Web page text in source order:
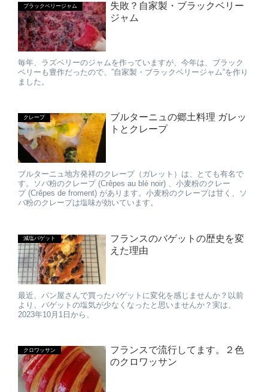
ブラックベリージャム
失敗？自家製・ブラックベリー
ジャム
毎年、ラズベリーのジャムを作っていますが、今年は、ブラック
ベリーも豊作だったので、”自家製・ブラックベリージャム”を作り
ました。
クレープ
ブルターニュの郷土料理 ガレッ
トとクレープ
ブルターニュ地方発祥のクレープ（ガレット）は、とても有名で
す。ソバ粉のクレープ (Crêpes au blé noir) 、小麦粉のクレー
プ (Crêpes de froment) があります。小麦粉のクレープは甘く、ソ
バ粉のクレープは塩味が効いています。
減塩バゲット
フランスのバゲットの歴史を変
えた理由
最近、パン屋さんで買ったバゲットに変化を感じませんか？以前
より、バゲットの塩気が少なくなったと思いませんか？実は、
2023年10月1日から、
クロワッサン
フランスで流行してます。２色
のクロワッサン